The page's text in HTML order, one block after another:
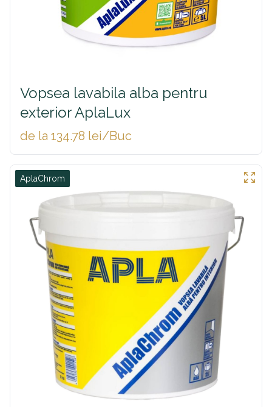
Vopsea lavabila alba pentru
exterior AplaLux
de la 134.78 lei/Buc
AplaChrom